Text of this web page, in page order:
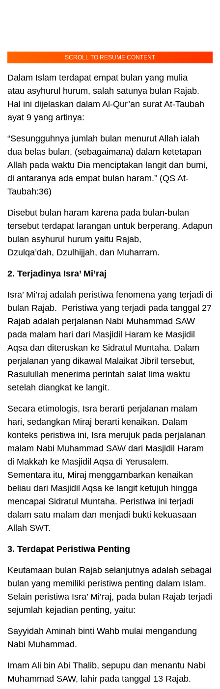
SCROLL TO RESUME CONTENT
Dalam Islam terdapat empat bulan yang mulia
atau asyhurul hurum, salah satunya bulan Rajab.
Hal ini dijelaskan dalam Al-Qur’an surat At-Taubah
ayat 9 yang artinya:
“Sesungguhnya jumlah bulan menurut Allah ialah
dua belas bulan, (sebagaimana) dalam ketetapan
Allah pada waktu Dia menciptakan langit dan bumi,
di antaranya ada empat bulan haram.” (QS At-
Taubah:36)
Disebut bulan haram karena pada bulan-bulan
tersebut terdapat larangan untuk berperang. Adapun
bulan asyhurul hurum yaitu Rajab,
Dzulqa’dah, Dzulhijjah, dan Muharram.
2. Terjadinya Isra’ Mi’raj
Isra’ Mi’raj adalah peristiwa fenomena yang terjadi di
bulan Rajab. Peristiwa yang terjadi pada tanggal 27
Rajab adalah perjalanan Nabi Muhammad SAW
pada malam hari dari Masjidil Haram ke Masjidil
Aqsa dan diteruskan ke Sidratul Muntaha. Dalam
perjalanan yang dikawal Malaikat Jibril tersebut,
Rasulullah menerima perintah salat lima waktu
setelah diangkat ke langit.
Secara etimologis, Isra berarti perjalanan malam
hari, sedangkan Miraj berarti kenaikan. Dalam
konteks peristiwa ini, Isra merujuk pada perjalanan
malam Nabi Muhammad SAW dari Masjidil Haram
di Makkah ke Masjidil Aqsa di Yerusalem.
Sementara itu, Miraj menggambarkan kenaikan
beliau dari Masjidil Aqsa ke langit ketujuh hingga
mencapai Sidratul Muntaha. Peristiwa ini terjadi
dalam satu malam dan menjadi bukti kekuasaan
Allah SWT.
3. Terdapat Peristiwa Penting
Keutamaan bulan Rajab selanjutnya adalah sebagai
bulan yang memiliki peristiwa penting dalam Islam.
Selain peristiwa Isra’ Mi’raj, pada bulan Rajab terjadi
sejumlah kejadian penting, yaitu:
Sayyidah Aminah binti Wahb mulai mengandung
Nabi Muhammad.
Imam Ali bin Abi Thalib, sepupu dan menantu Nabi
Muhammad SAW, lahir pada tanggal 13 Rajab.